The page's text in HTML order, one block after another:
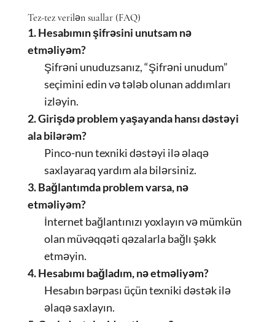
Tez-tez verilən suallar (FAQ)
1. Hesabımın şifrəsini unutsam nə
etməliyəm?
Şifrəni unuduzsanız, “Şifrəni unudum”
seçimini edin və tələb olunan addımları
izləyin.
2. Girişdə problem yaşayanda hansı dəstəyi
ala bilərəm?
Pinco-nun texniki dəstəyi ilə əlaqə
saxlayaraq yardım ala bilərsiniz.
3. Bağlantımda problem varsa, nə
etməliyəm?
İnternet bağlantınızı yoxlayın və mümkün
olan müvəqqəti qəzalarla bağlı şəkk
etməyin.
4. Hesabımı bağladım, nə etməliyəm?
Hesabın bərpası üçün texniki dəstək ilə
əlaqə saxlayın.